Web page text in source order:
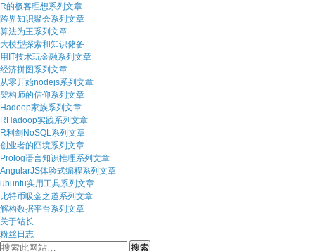
R的极客理想系列文章
跨界知识聚会系列文章
算法为王系列文章
大模型探索和知识储备
用IT技术玩金融系列文章
经济拼图系列文章
从零开始nodejs系列文章
架构师的信仰系列文章
Hadoop家族系列文章
RHadoop实践系列文章
R利剑NoSQL系列文章
创业者的囧境系列文章
Prolog语言知识推理系列文章
AngularJS体验式编程系列文章
ubuntu实用工具系列文章
比特币吸金之道系列文章
解构数据平台系列文章
关于站长
粉丝日志